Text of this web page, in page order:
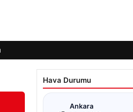
Hava Durumu
Ankara